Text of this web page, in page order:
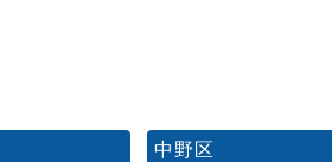
中野区